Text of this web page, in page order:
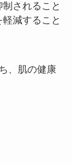
されること
減すること
、肌の健康